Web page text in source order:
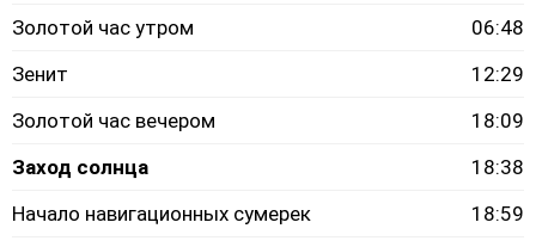
Золотой час утром
06:48
Зенит
12:29
Золотой час вечером
18:09
Заход солнца
18:38
Начало навигационных сумерек
18:59